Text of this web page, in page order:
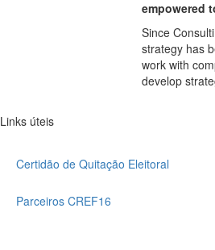
empowered
Since
strategy has
work with
develop
Links úteis
Certidão de Quitação Eleitoral
Parceiros CREF16